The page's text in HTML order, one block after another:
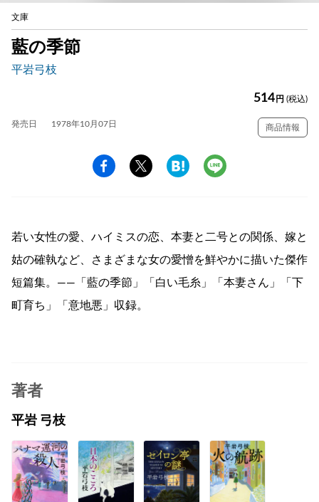
文庫
藍の季節
平岩弓枝
514 円 (税込)
発売日 1978年10月07日 商品情報
若い女性の愛、ハイミスの恋、本妻と二号との関係、嫁と
姑の確執など、さまざまな女の愛憎を鮮やかに描いた傑作
短篇集。——「藍の季節」「白い毛糸」「本妻さん」「下
町育ち」「意地悪」収録。
著者
平岩 弓枝